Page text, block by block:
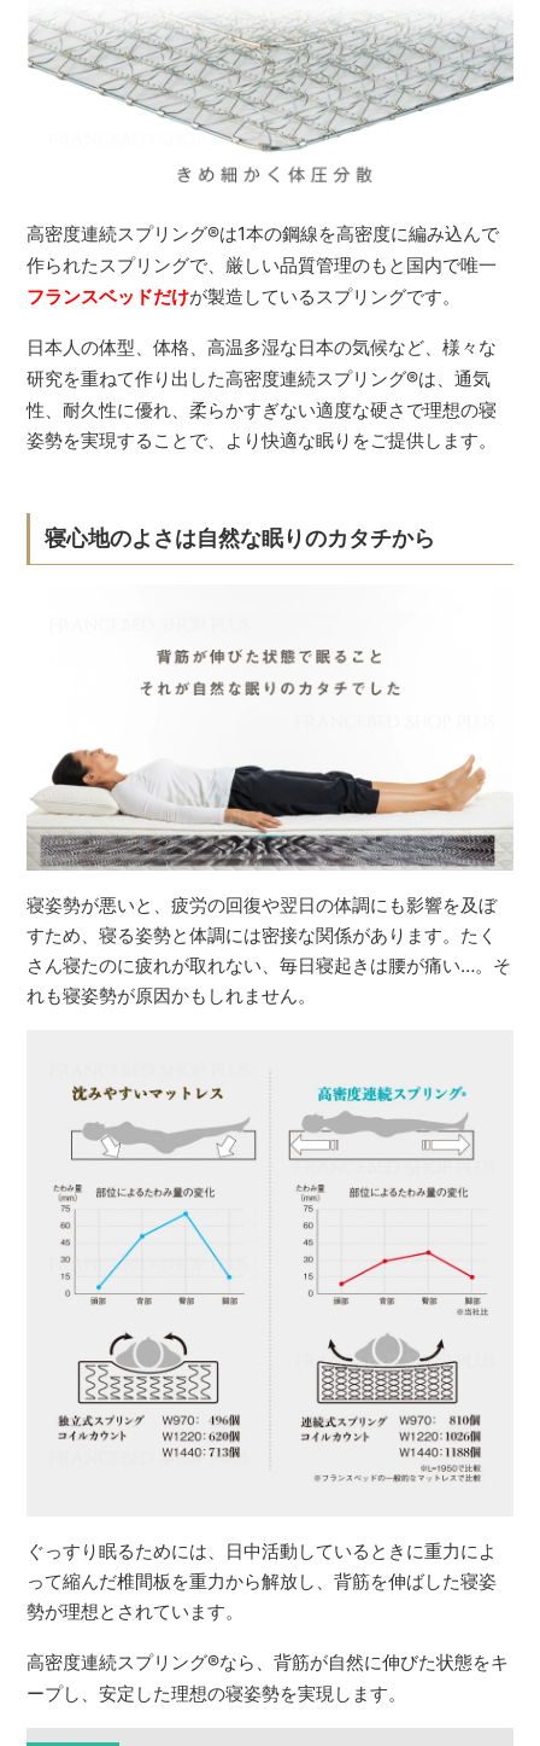
高密度連続スプリング®は1本の鋼線を高密度に編み込んで
作られたスプリングで、厳しい品質管理のもと国内で唯一
フランスベッドだけが製造しているスプリングです。
日本人の体型、体格、高温多湿な日本の気候など、様々な
研究を重ねて作り出した高密度連続スプリング®は、通気
性、耐久性に優れ、柔らかすぎない適度な硬さで理想の寝
姿勢を実現することで、より快適な眠りをご提供します。
寝心地のよさは自然な眠りのカタチから
寝姿勢が悪いと、疲労の回復や翌日の体調にも影響を及ぼ
すため、寝る姿勢と体調には密接な関係があります。たく
さん寝たのに疲れが取れない、毎日寝起きは腰が痛い…。そ
れも寝姿勢が原因かもしれません。
ぐっすり眠るためには、日中活動しているときに重力によ
って縮んだ椎間板を重力から解放し、背筋を伸ばした寝姿
勢が理想とされています。
高密度連続スプリング®なら、背筋が自然に伸びた状態をキ
ープし、安定した理想の寝姿勢を実現します。